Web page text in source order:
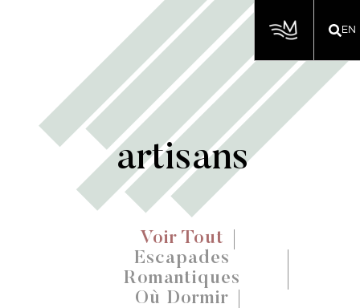
EN
artisans
Voir Tout
Escapades
Romantiques
Où Dormir